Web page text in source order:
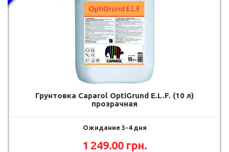
Грунтовка Caparol OptiGrund E.L.F. (10 л)
прозрачная
Ожидание 3-4 дня
1 249.00 грн.